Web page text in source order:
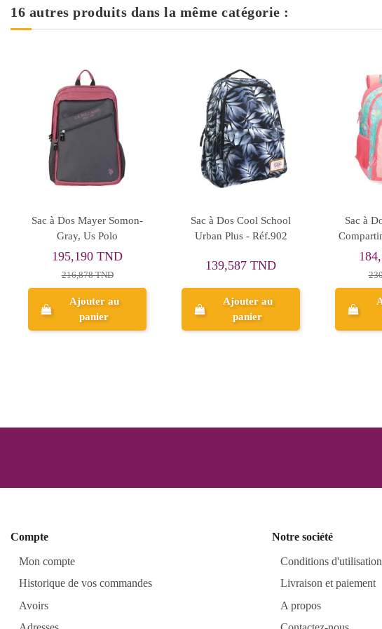
16 autres produits dans la même catégorie :
School
Sac à Dos MUST Outside
The Box 25L pour
Ecoliers - Réf.585523
100,150 TND
Sac à Dos Balf Navy
Black, Us Polo
Compte
Mon compte
Historique de vos commandes
Avoirs
Notre société
Conditions d'utilisation
Livraison et paiement
A propos